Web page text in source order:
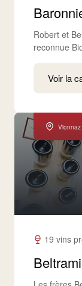
Robert et
reconnue
Voir la
Vionnaz
19 vins